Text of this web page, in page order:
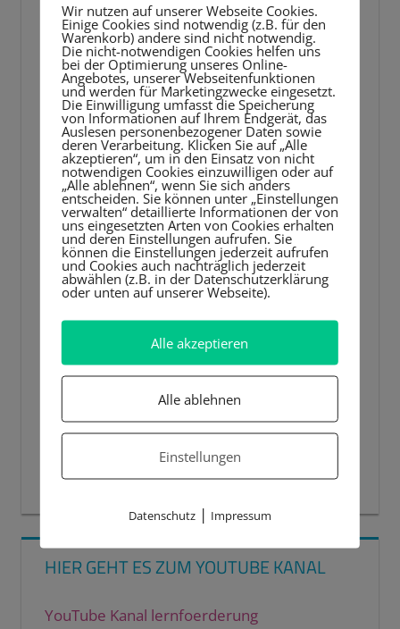
HIER GEHT ES ZUM YOUTUBE KANAL
YouTube Kanal lernfoerderung
Wir nutzen auf unserer Webseite Cookies.
Einige Cookies sind notwendig (z.B. für den
Warenkorb) andere sind nicht notwendig.
Die nicht-notwendigen Cookies helfen uns
bei der Optimierung unseres Online-
Angebotes, unserer Webseitenfunktionen
und werden für Marketingzwecke eingesetzt.
Die Einwilligung umfasst die Speicherung
von Informationen auf Ihrem Endgerät, das
Auslesen personenbezogener Daten sowie
deren Verarbeitung. Klicken Sie auf „Alle
akzeptieren“, um in den Einsatz von nicht
notwendigen Cookies einzuwilligen oder auf
„Alle ablehnen“, wenn Sie sich anders
entscheiden. Sie können unter „Einstellungen
verwalten“ detaillierte Informationen der von
uns eingesetzten Arten von Cookies erhalten
und deren Einstellungen aufrufen. Sie
können die Einstellungen jederzeit aufrufen
und Cookies auch nachträglich jederzeit
abwählen (z.B. in der Datenschutzerklärung
oder unten auf unserer Webseite).
Alle akzeptieren
Alle ablehnen
Einstellungen
Datenschutz| Impressum